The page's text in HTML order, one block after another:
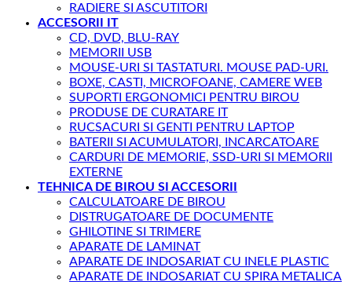
RADIERE SI ASCUTITORI
ACCESORII IT
CD, DVD, BLU-RAY
MEMORII USB
MOUSE-URI SI TASTATURI. MOUSE PAD-URI.
BOXE, CASTI, MICROFOANE, CAMERE WEB
SUPORTI ERGONOMICI PENTRU BIROU
PRODUSE DE CURATARE IT
RUCSACURI SI GENTI PENTRU LAPTOP
BATERII SI ACUMULATORI, INCARCATOARE
CARDURI DE MEMORIE, SSD-URI SI MEMORII
EXTERNE
TEHNICA DE BIROU SI ACCESORII
CALCULATOARE DE BIROU
DISTRUGATOARE DE DOCUMENTE
GHILOTINE SI TRIMERE
APARATE DE LAMINAT
APARATE DE INDOSARIAT CU INELE PLASTIC
APARATE DE INDOSARIAT CU SPIRA METALICA